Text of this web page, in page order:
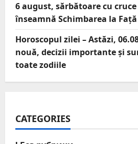
6 august, sărbătoare cu cruce
înseamnă Schimbarea la
Horoscopul zilei – Astăzi,
nouă, decizii importante și
toate zodiile
CATEGORIES